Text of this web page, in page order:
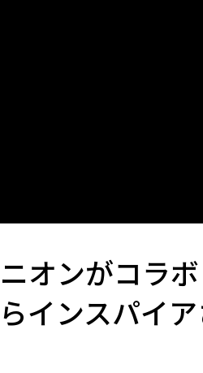
オンがコラ
インスパイ